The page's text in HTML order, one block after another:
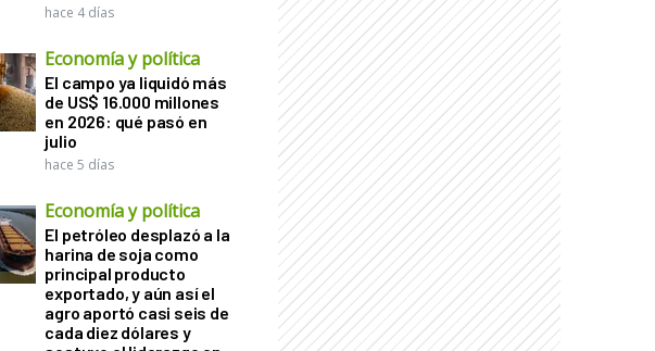
hace 4 días
Economía y política
El campo ya liquidó más
de US$ 16.000 millones
en 2026: qué pasó en
julio
hace 5 días
Economía y política
El petróleo desplazó a la
harina de soja como
principal producto
exportado, y aún así el
agro aportó casi seis de
cada diez dólares y